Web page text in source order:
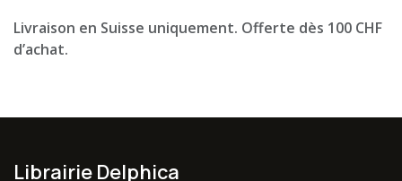
Livraison en Suisse uniquement. Offerte dès 100 CHF
d’achat.
Librairie Delphica